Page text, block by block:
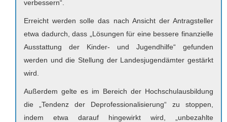
verbessern“.
Erreicht werden solle das nach Ansicht der Antragsteller
etwa dadurch, dass „Lösungen für eine bessere finanzielle
Ausstattung der Kinder- und Jugendhilfe“ gefunden
werden und die Stellung der Landesjugendämter gestärkt
wird.
Außerdem gelte es im Bereich der Hochschulausbildung
die „Tendenz der Deprofessionalisierung“ zu stoppen,
indem etwa darauf hingewirkt wird, „unbezahlte